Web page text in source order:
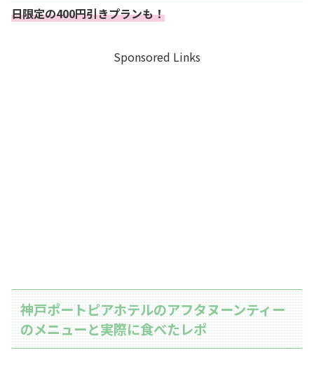
日限定の400円引きプランも！
Sponsored Links
神戸ポートピアホテルのアフタヌーンティー
のメニューと実際に食べたレポ